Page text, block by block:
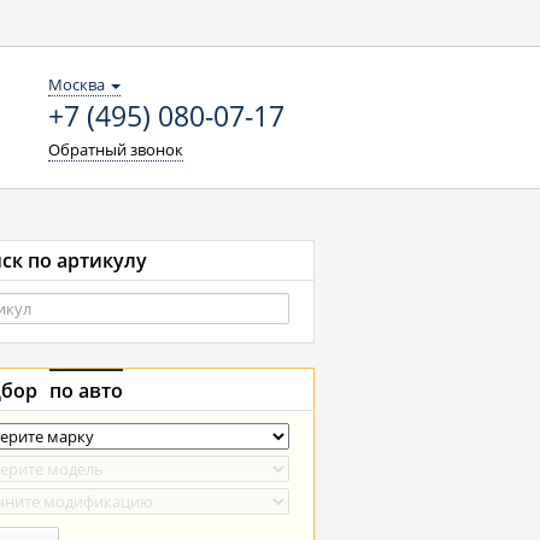
Москва
+7 (495) 080-07-17
Обратный звонок
по артикулу
по авто